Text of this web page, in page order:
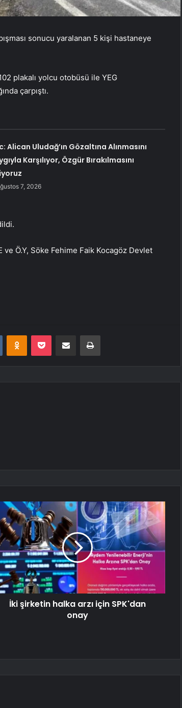
sonucu yaralanan 5 kişi hastaneye
plakalı yolcu otobüsü ile YEG
çarpıştı.
Alican Uludağ’ın Gözaltına Alınmasını
Karşılıyor, Özgür Bırakılmasını
7, 2026
ve Ö.Y, Söke Fehime Faik Kocagöz Devlet
VKontakteOdnoklassniki
Pocket E-Posta ile paylaş Yazdır
İki şirketin halka arzı için SPK'dan
onay